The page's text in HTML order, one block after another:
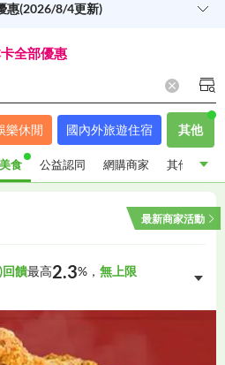
惠(2026/8/4更新)
全部優惠
樂休閒 國內外旅遊住宿 其他
公益認同
美食 公益認同 網購商家 其他優惠
最新商家活動
饋最高2.3%， 無上限